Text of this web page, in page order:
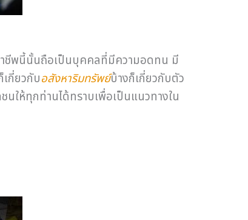
าชีพนี้นั้นถือเป็นบุคคลที่มีความอดทน มี
กี่ยวกับอสังหาริมทรัพย์บ้างก็เกี่ยวกับตัว
ให้ทุกท่านได้ทราบเพื่อเป็นแนวทางใน